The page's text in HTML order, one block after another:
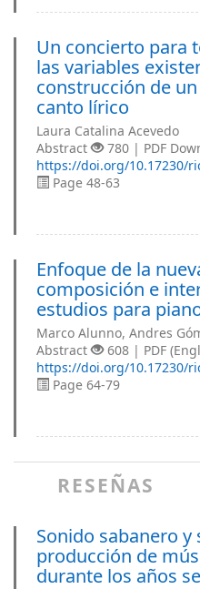
Un concierto para
las variables
construcción de
canto lírico
Laura Catalina Acevedo
Abstract
780 | PDF
https://doi.org/10.17230/
Page 48-63
Enfoque de la
composición e
estudios para
Marco Alunno, Andres
Abstract
608 | PDF
https://doi.org/10.17230/
Page 64-79
RESEÑAS
Sonido sabanero y
producción de
durante los años